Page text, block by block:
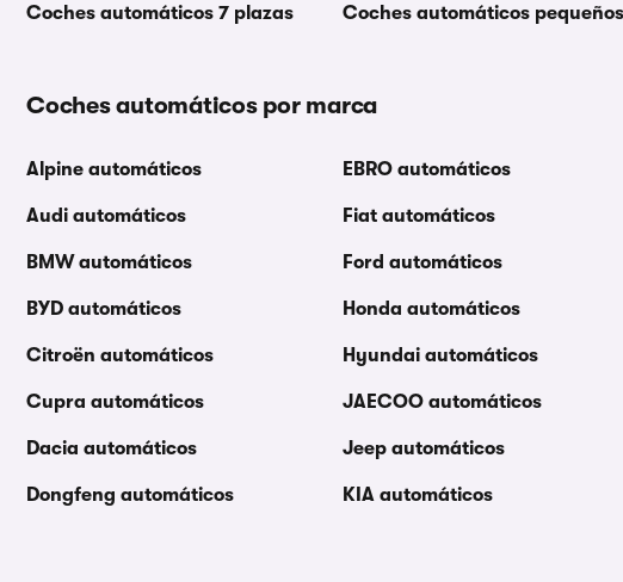
Coches automáticos 7 plazas Coches automáticos pequeños
Coches automáticos por marca
Alpine automáticos
Audi automáticos
BMW automáticos
BYD automáticos
Citroën automáticos
Cupra automáticos
Dacia automáticos
Dongfeng automáticos
EBRO automáticos
Fiat automáticos
Ford automáticos
Honda automáticos
Hyundai automáticos
JAECOO automáticos
Jeep automáticos
KIA automáticos